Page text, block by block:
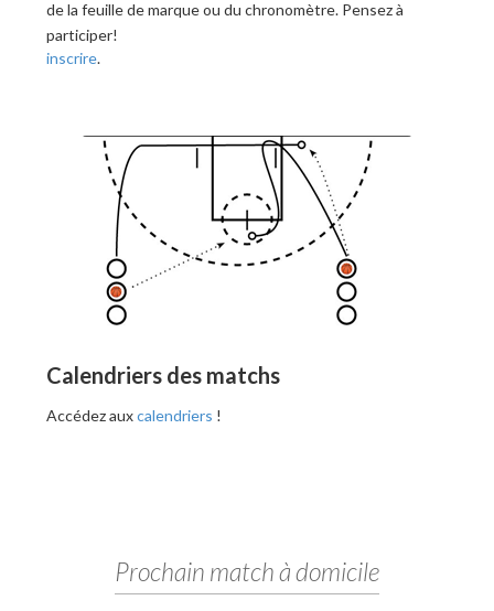
de la feuille de marque ou du chronomètre. Pensez à
participer!
inscrire.
Calendriers des matchs
Accédez auxcalendriers !
Prochain match à domicile